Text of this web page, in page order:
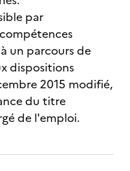
par
un parcours de
dispositions
2015 modifié,
du titre
de l'emploi.